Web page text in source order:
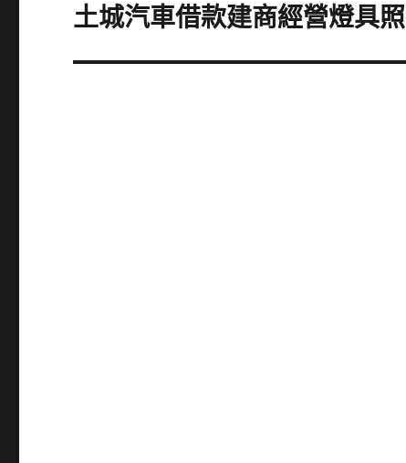
下
篇
土城汽車借款建商經營燈具